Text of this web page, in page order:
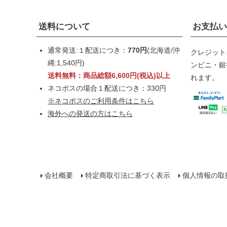
送料について
通常発送:１配送につき： 770円(北海道/沖
縄:1,540円)
送料無料：商品総額6,600円(税込)以上
ネコポスの場合１配送につき：330円
※ネコポスのご利用条件はこちら
海外への発送の方はこちら
お支払
クレジッ
ンビニ・
れます。
会社概要 特定商取引法に基づく表示 個人情報の取